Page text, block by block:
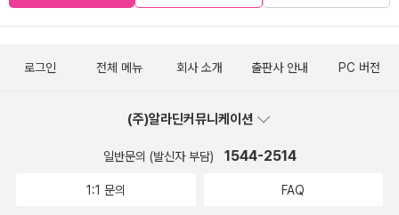
로그인 전체 메뉴 회사 소개 출판사 안내 PC 버전
(주)알라딘커뮤니케이션
일반문의 (발신자 부담) 1544-2514
1:1 문의 FAQ